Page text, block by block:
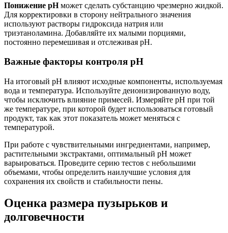
Понижение pHможет сделать субстанцию чрезмерно жидкой.
Для корректировки в сторону нейтрального значения
используют растворы гидроксида натрия или
триэтаноламина. Добавляйте их малыми порциями,
постоянно перемешивая и отслеживая pH.
Важные факторы контроля pH
На итоговый pH влияют исходные компоненты, используемая
вода и температура. Используйте деионизированную воду,
чтобы исключить влияние примесей. Измеряйте pH при той
же температуре, при которой будет использоваться готовый
продукт, так как этот показатель может меняться с
температурой.
При работе с чувствительными ингредиентами, например,
растительными экстрактами, оптимальный pH может
варьироваться. Проведите серию тестов с небольшими
объемами, чтобы определить наилучшие условия для
сохранения их свойств и стабильности пены.
Оценка размера пузырьков и
долговечности